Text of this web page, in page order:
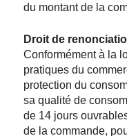
du montant de la
Droit de
Conformément à la
pratiques du
protection du
sa qualité de
de 14 jours
de la commande,